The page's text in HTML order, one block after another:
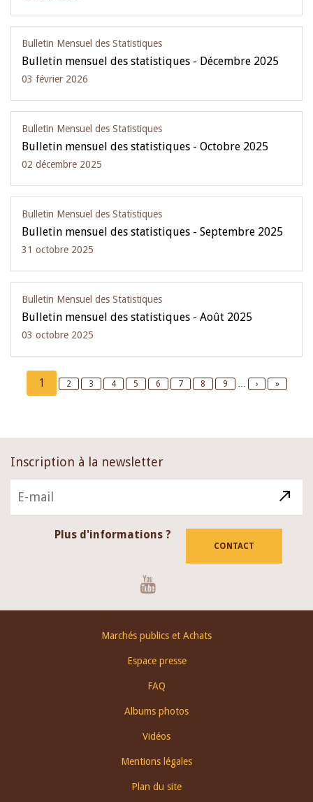
Bulletin Mensuel des Statistiques
Bulletin mensuel des statistiques - Décembre 2025
03 février 2026
Bulletin Mensuel des Statistiques
Bulletin mensuel des statistiques - Octobre 2025
02 décembre 2025
Bulletin Mensuel des Statistiques
Bulletin mensuel des statistiques - Septembre 2025
31 octobre 2025
Bulletin Mensuel des Statistiques
Bulletin mensuel des statistiques - Août 2025
03 octobre 2025
Pagination
Current
page
1 Page
2 Page
3 Page
4 Page
5 Page
6 Page
7 Page
8 Page
9 …
Next
›
Last
»
Inscription à la newsletter
Plus d'informations ?
CONTACT
Marchés publics et Achats
Espace presse
FAQ
Albums photos
Vidéos
Mentions légales
Plan du site